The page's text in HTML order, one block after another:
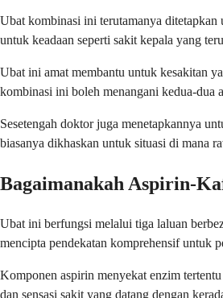
Ubat kombinasi ini terutamanya ditetapkan
untuk keadaan seperti sakit kepala yang
Ubat ini amat membantu untuk kesakitan
kombinasi ini boleh menangani kedua-dua
Sesetengah doktor juga menetapkannya
biasanya dikhaskan untuk situasi di mana
Bagaimanakah Aspirin-
Ubat ini berfungsi melalui tiga laluan
mencipta pendekatan komprehensif untuk
Komponen aspirin menyekat enzim
dan sensasi sakit yang datang dengan